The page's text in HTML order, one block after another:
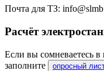
Почта для ТЗ:
Расчёт
Если вы сомневаетесь
заполните
опросный